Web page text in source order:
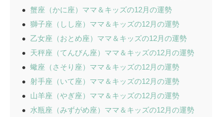
蟹座（かに座）ママ＆キッズの12月の運勢
獅子座（しし座）ママ＆キッズの12月の運勢
乙女座（おとめ座）ママ＆キッズの12月の運勢
天秤座（てんびん座）ママ＆キッズの12月の運勢
蠍座（さそり座）ママ＆キッズの12月の運勢
射手座（いて座）ママ＆キッズの12月の運勢
山羊座（やぎ座）ママ＆キッズの12月の運勢
水瓶座（みずがめ座）ママ＆キッズの12月の運勢